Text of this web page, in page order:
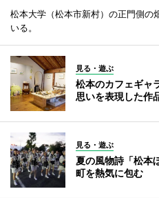
松本大学（松本市新村）の正門側の
いる。
見る・遊ぶ
松本のカフェギャ
思いを表現した作
見る・遊ぶ
夏の風物詩「松本
町を熱気に包む